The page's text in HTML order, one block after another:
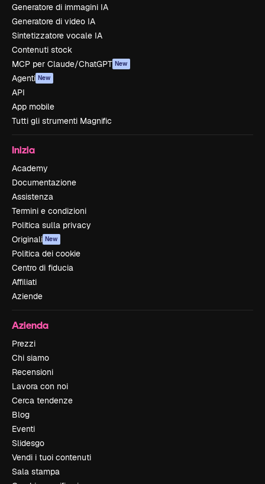
Generatore di immagini IA
Generatore di video IA
Sintetizzatore vocale IA
Contenuti stock
MCP per Claude/ChatGPT New
Agenti New
API
App mobile
Tutti gli strumenti Magnific
Inizia
Academy
Documentazione
Assistenza
Termini e condizioni
Politica sulla privacy
Originali New
Politica dei cookie
Centro di fiducia
Affiliati
Aziende
Azienda
Prezzi
Chi siamo
Recensioni
Lavora con noi
Cerca tendenze
Blog
Eventi
Slidesgo
Vendi i tuoi contenuti
Sala stampa